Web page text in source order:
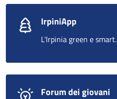
IrpiniApp
L'Irpinia green e smart.
Forum dei giovani